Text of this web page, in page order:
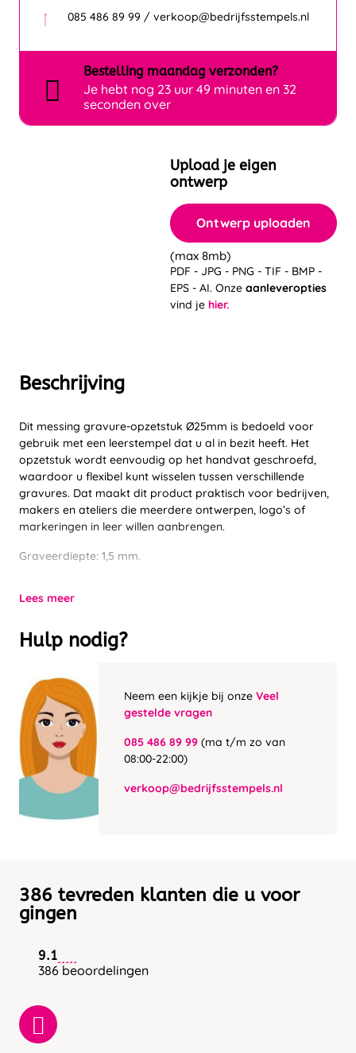
Beschrijving
Dit messing gravure-opzetstuk Ø25mm is bedoeld voor
gebruik met een leerstempel dat u al in bezit heeft. Het
opzetstuk wordt eenvoudig op het handvat geschroefd,
waardoor u flexibel kunt wisselen tussen verschillende
gravures. Dat maakt dit product praktisch voor bedrijven,
makers en ateliers die meerdere ontwerpen, logo’s of
markeringen in leer willen aanbrengen.
Graveerdiepte: 1,5 mm.
Lees meer
Hulp nodig?
Neem een kijkje bij onze Veel
gestelde vragen
085 486 89 99 (ma t/m zo van
08:00-22:00)
verkoop@bedrijfsstempels.nl
085 486 89 99 / verkoop@bedrijfsstempels.nl
Bestelling maandag verzonden?
Je hebt nog 23 uur 49 minuten en 32
seconden over
Upload je eigen
ontwerp
Ontwerp uploaden
(max 8mb)
PDF - JPG - PNG - TIF - BMP -
EPS - AI. Onze aanleveropties
vind je hier.
386 tevreden klanten die u voor
gingen
9.1
386 beoordelingen